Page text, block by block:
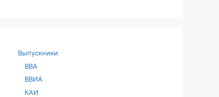
Выпускники
ВВА
ВВИА
КАИ